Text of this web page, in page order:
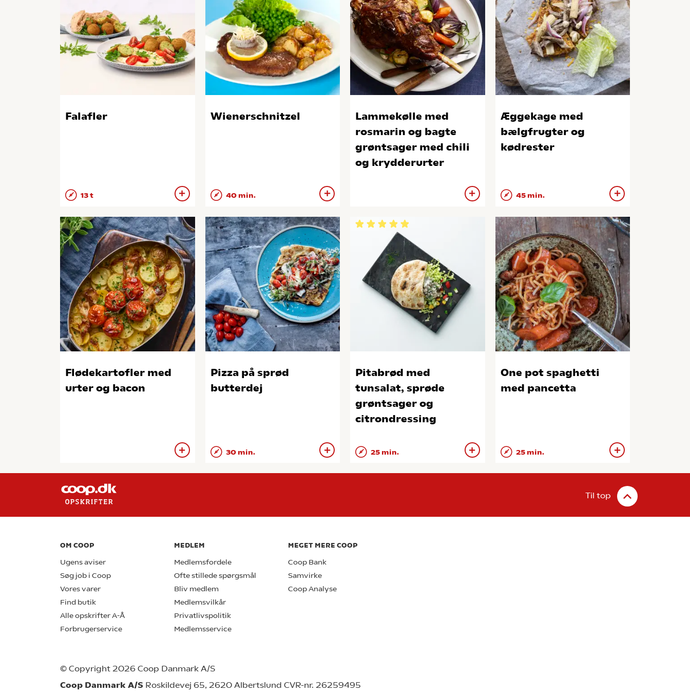
Falafler
13 t
Wienerschnitzel
40 min.
Lammekølle med
rosmarin og bagte
grøntsager med chili
og krydderurter
Æggekage med
bælgfrugter og
kødrester
45 min.
Flødekartofler med
urter og bacon
Pizza på sprød
butterdej
30 min.
Pitabrød med
tunsalat, sprøde
grøntsager og
citrondressing
25 min.
One pot spaghetti
med pancetta
25 min.
Til top
OM COOP
Ugens aviser
Søg job i Coop
Vores varer
Find butik
Alle opskrifter A-Å
Forbrugerservice
MEDLEM
Medlemsfordele
Ofte stillede spørgsmål
Bliv medlem
Medlemsvilkår
Privatlivspolitik
Medlemsservice
MEGET MERE COOP
Coop Bank
Samvirke
Coop Analyse
© Copyright 2026 Coop Danmark A/S
Coop Danmark A/S Roskildevej 65, 2620 Albertslund CVR-nr. 26259495